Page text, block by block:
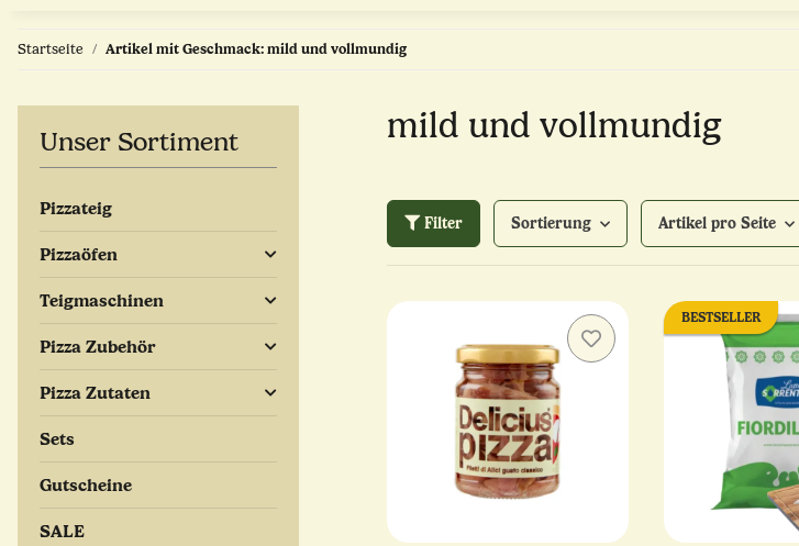
Startseite Artikel mit Geschmack: mild und vollmundig
mild und vollmundig
Filter Sortierung Artikel pro Seite
BESTSELLER
Unser Sortiment
Pizzateig
Pizzaöfen
Teigmaschinen
Pizza Zubehör
Pizza Zutaten
Sets
Gutscheine
SALE